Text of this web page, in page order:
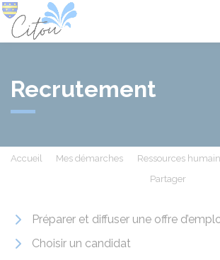
Recrutement
Accueil Mes démarches Ressources
Partager
Préparer et diffuser une offre
Choisir un candidat